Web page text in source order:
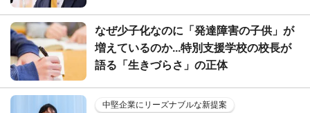
なぜ少子化なのに「発達障害の子供」が
増えているのか...特別支援学校の校長が
語る「生きづらさ」の正体
中堅企業にリーズナブルな新提案